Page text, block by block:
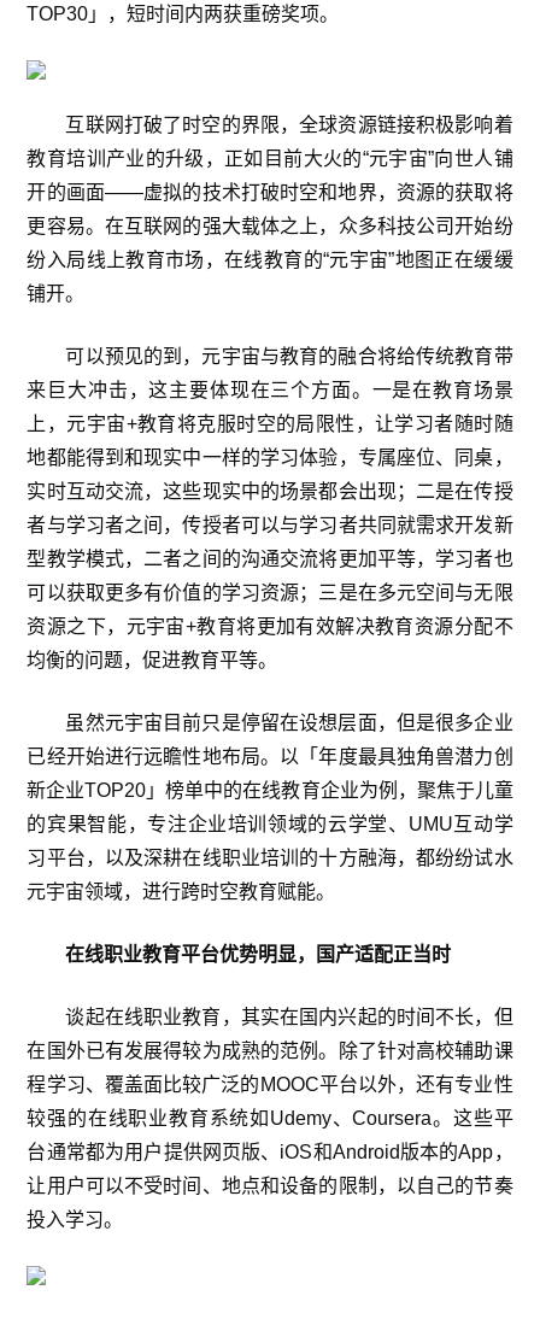
TOP30」，短时间内两获重磅奖项。
互联网打破了时空的界限，全球资源链接积极影响着
教育培训产业的升级，正如目前大火的“元宇宙”向世人铺
开的画面——虚拟的技术打破时空和地界，资源的获取将
更容易。在互联网的强大载体之上，众多科技公司开始纷
纷入局线上教育市场，在线教育的“元宇宙”地图正在缓缓
铺开。
可以预见的到，元宇宙与教育的融合将给传统教育带
来巨大冲击，这主要体现在三个方面。一是在教育场景
上，元宇宙+教育将克服时空的局限性，让学习者随时随
地都能得到和现实中一样的学习体验，专属座位、同桌，
实时互动交流，这些现实中的场景都会出现；二是在传授
者与学习者之间，传授者可以与学习者共同就需求开发新
型教学模式，二者之间的沟通交流将更加平等，学习者也
可以获取更多有价值的学习资源；三是在多元空间与无限
资源之下，元宇宙+教育将更加有效解决教育资源分配不
均衡的问题，促进教育平等。
虽然元宇宙目前只是停留在设想层面，但是很多企业
已经开始进行远瞻性地布局。以「年度最具独角兽潜力创
新企业TOP20」榜单中的在线教育企业为例，聚焦于儿童
的宾果智能，专注企业培训领域的云学堂、UMU互动学
习平台，以及深耕在线职业培训的十方融海，都纷纷试水
元宇宙领域，进行跨时空教育赋能。
在线职业教育平台优势明显，国产适配正当时
谈起在线职业教育，其实在国内兴起的时间不长，但
在国外已有发展得较为成熟的范例。除了针对高校辅助课
程学习、覆盖面比较广泛的MOOC平台以外，还有专业性
较强的在线职业教育系统如Udemy、Coursera。这些平
台通常都为用户提供网页版、iOS和Android版本的App，
让用户可以不受时间、地点和设备的限制，以自己的节奏
投入学习。